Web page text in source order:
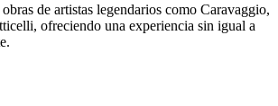
de artistas legendarios como Caravaggio,
ofreciendo una experiencia sin igual a